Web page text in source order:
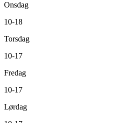
Onsdag
10-18
Torsdag
10-17
Fredag
10-17
Lørdag